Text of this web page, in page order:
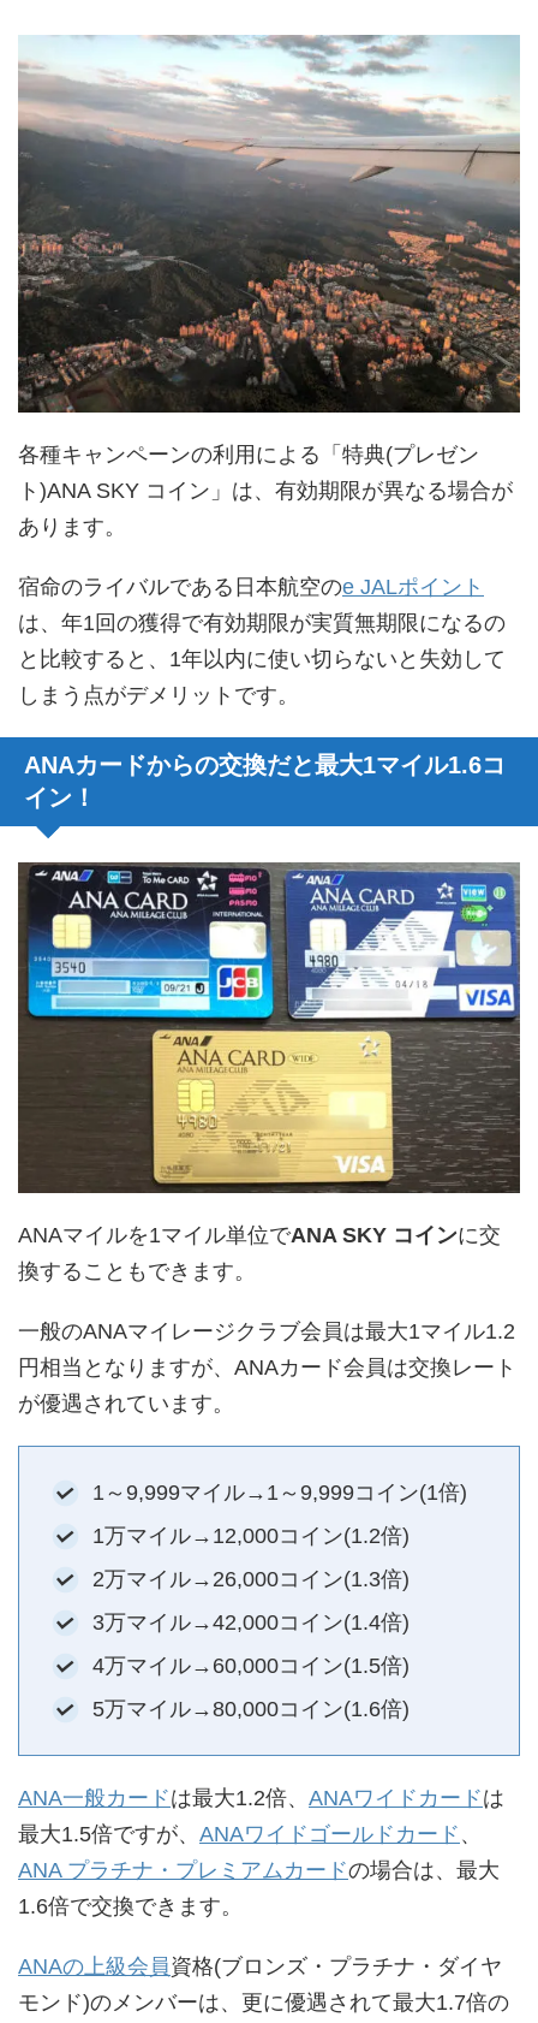
各種キャンペーンの利用による「特典(プレゼン
ト)ANA SKY コイン」は、有効期限が異なる場合が
あります。
宿命のライバルである日本航空のe JALポイント
は、年1回の獲得で有効期限が実質無期限になるの
と比較すると、1年以内に使い切らないと失効して
しまう点がデメリットです。
ANAカードからの交換だと最大1マイル1.6コ
イン！
ANAマイルを1マイル単位でANA SKY コインに交
換することもできます。
一般のANAマイレージクラブ会員は最大1マイル1.2
円相当となりますが、ANAカード会員は交換レート
が優遇されています。
1～9,999マイル→1～9,999コイン(1倍)
1万マイル→12,000コイン(1.2倍)
2万マイル→26,000コイン(1.3倍)
3万マイル→42,000コイン(1.4倍)
4万マイル→60,000コイン(1.5倍)
5万マイル→80,000コイン(1.6倍)
ANA一般カードは最大1.2倍、 ANAワイドカードは
最大1.5倍ですが、 ANAワイドゴールドカード 、
ANA プラチナ・プレミアムカードの場合は、最大
1.6倍で交換できます。
ANAの上級会員資格(ブロンズ・プラチナ・ダイヤ
モンド)のメンバーは、更に優遇されて最大1.7倍の